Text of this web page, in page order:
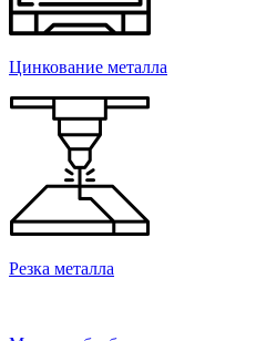
Цинкование металла
Резка металла